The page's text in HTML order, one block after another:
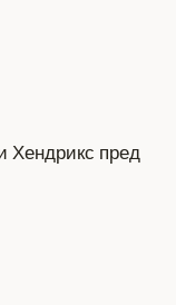
Хендрикс пред